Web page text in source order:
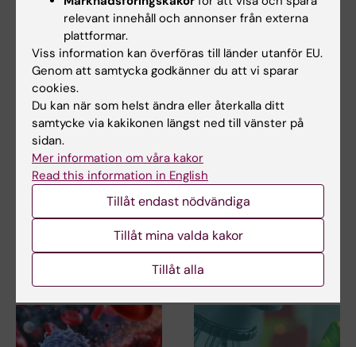
Finansiering Gastroenterologi
Immunologi Reumatologi Smärtforskning
Uppdaterad av:
Katarina Sternudd
Relaterade artiklar
relevant innehåll och annonser från externa
plattformar.
Viss information kan överföras till länder utanför EU.
Genom att samtycka godkänner du att vi sparar
cookies.
Du kan när som helst ändra eller återkalla ditt
samtycke via kakikonen längst ned till vänster på
sidan.
Mer information om våra kakor
Read this information in English
Tillåt endast nödvändiga
Tillåt mina valda kakor
Tillåt alla